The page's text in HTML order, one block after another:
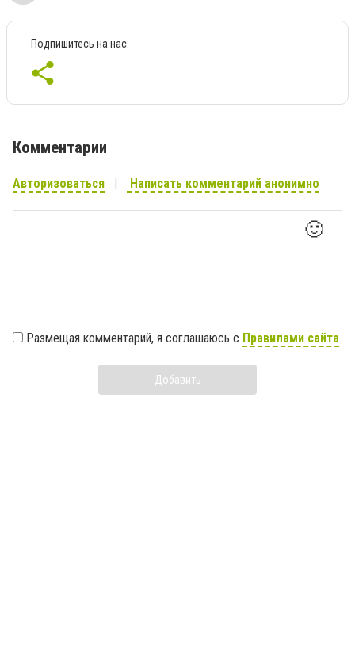
Подпишитесь на нас:
Комментарии
Авторизоваться Написать комментарий анонимно
🙂
Размещая комментарий, я соглашаюсь с Правилами сайта
Добавить